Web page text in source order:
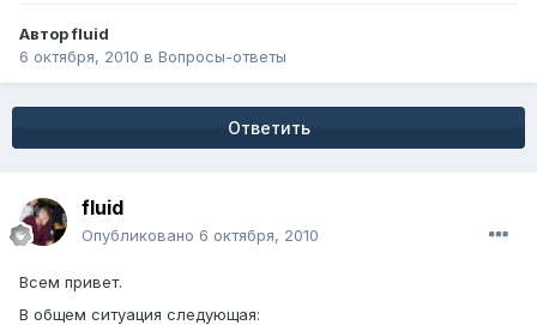
Авторfluid
6 октября, 2010 в Вопросы-ответы
Ответить
fluid
Опубликовано 6 октября, 2010
Всем привет.
В общем ситуация следующая: